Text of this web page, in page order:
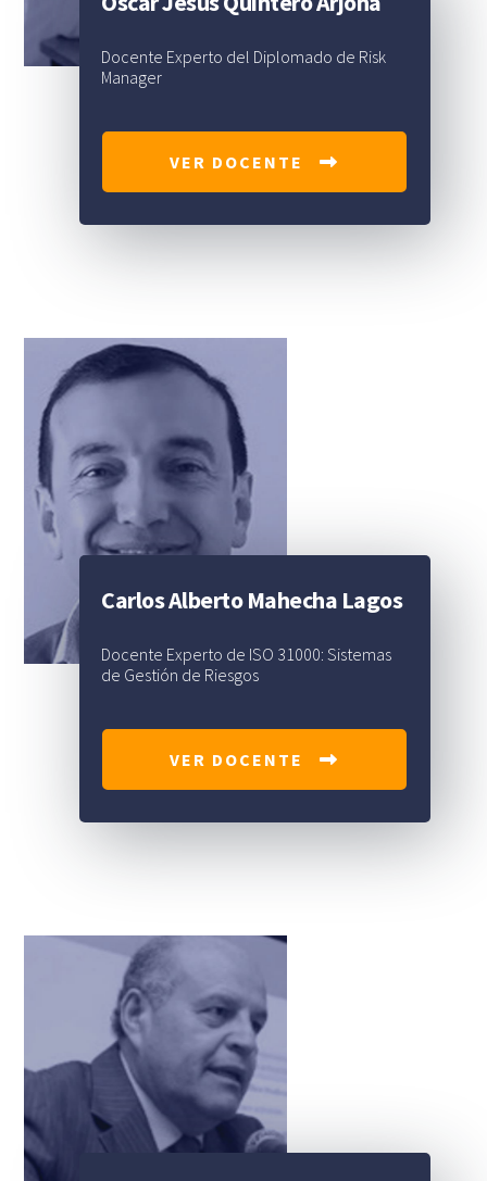
Docente Experto del Diplomado de Risk
Manager
VER DOCENTE
Carlos Alberto Mahecha Lagos
Docente Experto de ISO 31000: Sistemas
de Gestión de Riesgos
VER DOCENTE